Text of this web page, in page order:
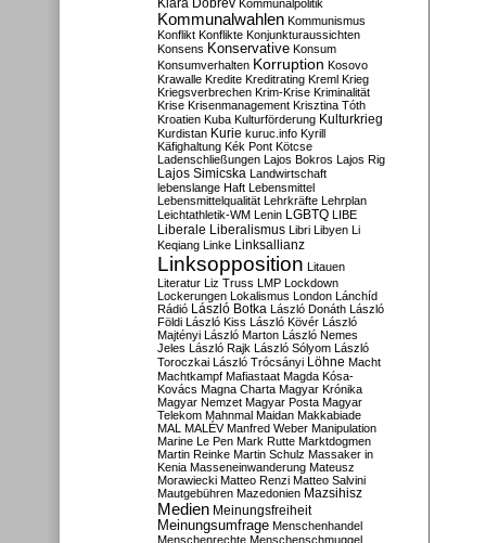
Klára Dobrev Kommunalpolitik
Kommunalwahlen Kommunismus
Konflikt Konflikte Konjunkturaussichten
Konsens Konservative Konsum
Konsumverhalten Korruption Kosovo
Krawalle Kredite Kreditrating Kreml Krieg
Kriegsverbrechen Krim-Krise Kriminalität
Krise Krisenmanagement Krisztina Tóth
Kroatien Kuba Kulturförderung Kulturkrieg
Kurdistan Kurie kuruc.info Kyrill
Käfighaltung Kék Pont Kötcse
Ladenschließungen Lajos Bokros Lajos Rig
Lajos Simicska Landwirtschaft
lebenslange Haft Lebensmittel
Lebensmittelqualität Lehrkräfte Lehrplan
Leichtathletik-WM Lenin LGBTQ LIBE
Liberale Liberalismus Libri Libyen Li
Keqiang Linke Linksallianz
Linksopposition Litauen
Literatur Liz Truss LMP Lockdown
Lockerungen Lokalismus London Lánchíd
Rádió
László Botka László Donáth László
Földi László Kiss László Kövér László
Majtényi László Marton László Nemes
Jeles László Rajk László Sólyom László
Toroczkai László Trócsányi Löhne Macht
Machtkampf Mafiastaat Magda Kósa-
Kovács Magna Charta Magyar Krónika
Magyar Nemzet Magyar Posta Magyar
Telekom Mahnmal Maidan Makkabiade
MAL MALÉV Manfred Weber Manipulation
Marine Le Pen Mark Rutte Marktdogmen
Martin Reinke Martin Schulz Massaker in
Kenia Masseneinwanderung Mateusz
Morawiecki Matteo Renzi Matteo Salvini
Mautgebühren Mazedonien Mazsihisz
Medien Meinungsfreiheit
Meinungsumfrage Menschenhandel
Menschenrechte Menschenschmuggel